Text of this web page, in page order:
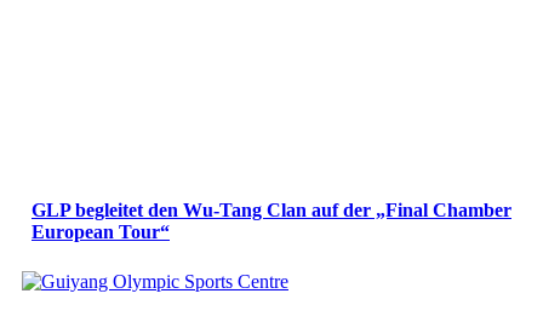
GLP begleitet den Wu-Tang Clan auf der „Final Chamber
European Tour“